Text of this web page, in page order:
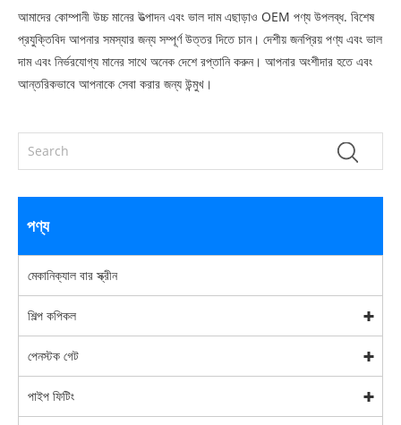
আমাদের কোম্পানী উচ্চ মানের উত্পাদন এবং ভাল দাম এছাড়াও OEM পণ্য উপলব্ধ. বিশেষ
প্রযুক্তিবিদ আপনার সমস্যার জন্য সম্পূর্ণ উত্তর দিতে চান। দেশীয় জনপ্রিয় পণ্য এবং ভাল
দাম এবং নির্ভরযোগ্য মানের সাথে অনেক দেশে রপ্তানি করুন। আপনার অংশীদার হতে এবং
আন্তরিকভাবে আপনাকে সেবা করার জন্য উন্মুখ।
পণ্য
মেকানিক্যাল বার স্ক্রীন
শিল্প কপিকল
পেনস্টক গেট
পাইপ ফিটিং